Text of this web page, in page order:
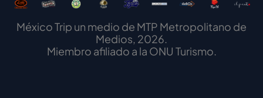
México Trip un medio de MTP Metropolitano de
Medios, 2026.
Miembro afiliado a la ONU Turismo.